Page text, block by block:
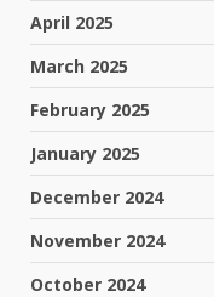
April 2025
March 2025
February 2025
January 2025
December 2024
November 2024
October 2024